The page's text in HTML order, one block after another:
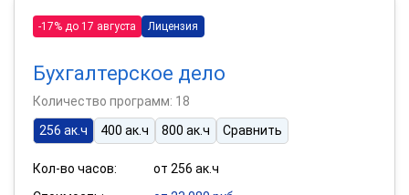
-17% до 17 августа Лицензия
Бухгалтерское дело
Количество программ: 18
256 ак.ч
400 ак.ч 800 ак.ч Сравнить
Кол-во часов:
от 256 ак.ч